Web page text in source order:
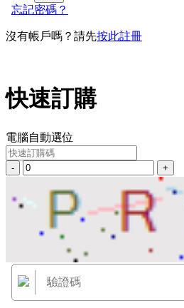
忘記密碼？
沒有帳戶嗎？請先按此註冊
快速訂購
電腦自動選位
- +